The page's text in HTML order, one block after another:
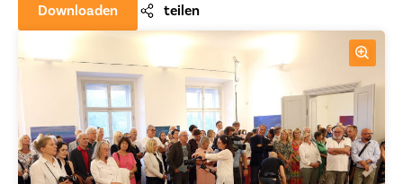
Downloaden teilen